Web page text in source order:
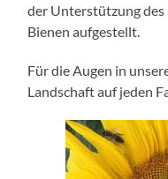
der Unterstützung des
Bienen aufgestellt.
Für die Augen in
Landschaft auf jeden